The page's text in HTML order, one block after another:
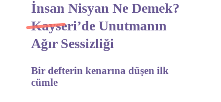
İnsan Nisyan Ne Demek?
Kayseri’de Unutmanın
Ağır Sessizliği
Bir defterin kenarına düşen ilk
cümle